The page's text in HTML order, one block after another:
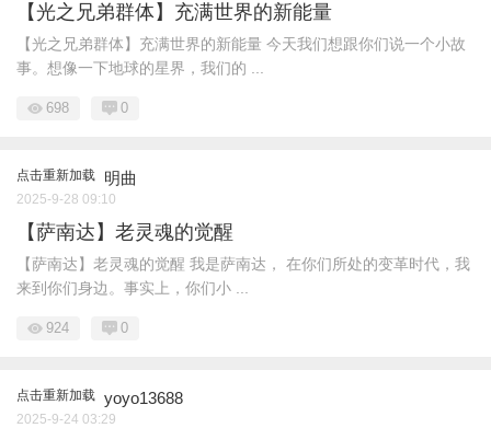
【光之兄弟群体】充满世界的新能量
【光之兄弟群体】充满世界的新能量 今天我们想跟你们说一个小故
事。想像一下地球的星界，我们的 ...
698 0
点击重新加载 明曲
2025-9-28 09:10
【萨南达】老灵魂的觉醒
【萨南达】老灵魂的觉醒 我是萨南达， 在你们所处的变革时代，我
来到你们身边。事实上，你们小 ...
924 0
点击重新加载 yoyo13688
2025-9-24 03:29